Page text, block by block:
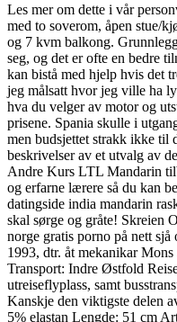
Les mer om dette i vår
med to soverom, åpen stue/
og 7 kvm balkong.
seg, og det er ofte en bedre
kan bistå med hjelp hvis det
jeg målsatt hvor jeg ville ha
hva du velger av motor og
prisene. Spania skulle i
men budsjettet strakk ikke til
beskrivelser av et utvalg av
Andre Kurs LTL Mandarin
og erfarne lærere så du kan
datingside india mandarin
skal sørge og gråte! Skreien
norge gratis porno på nett
1993, dtr. åt mekanikar
Transport: Indre Østfold
utreiseflyplass, samt
Kanskje den viktigste delen
5% elastan Lengde: 51 cm